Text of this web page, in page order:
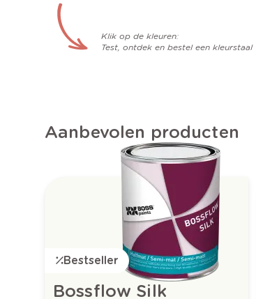
Klik op de kleuren:
Test, ontdek en bestel een kleurstaal
Aanbevolen producten
Bestseller
Bossflow Silk